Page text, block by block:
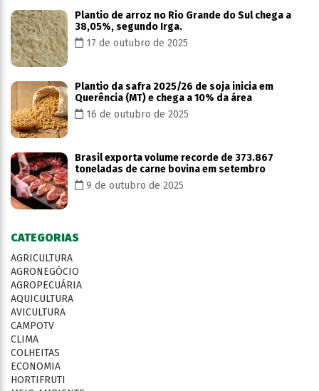
Plantio de arroz no Rio Grande do Sul chega a
38,05%, segundo Irga.
17 de outubro de 2025
Plantio da safra 2025/26 de soja inicia em
Querência (MT) e chega a 10% da área
16 de outubro de 2025
Brasil exporta volume recorde de 373.867
toneladas de carne bovina em setembro
9 de outubro de 2025
CATEGORIAS
AGRICULTURA
AGRONEGÓCIO
AGROPECUÁRIA
AQUICULTURA
AVICULTURA
CAMPOTV
CLIMA
COLHEITAS
ECONOMIA
HORTIFRUTI